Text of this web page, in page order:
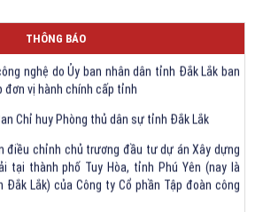
THÔNG BÁO
bỏ một số văn bảng quy phạm pháp luật trong
đơn vị hành chính cấp tỉnh
tại thành phố Tuy Hòa, tỉnh Phú Yên (nay là
Đắk Lắk) của Công ty Cổ phần Tập đoàn công